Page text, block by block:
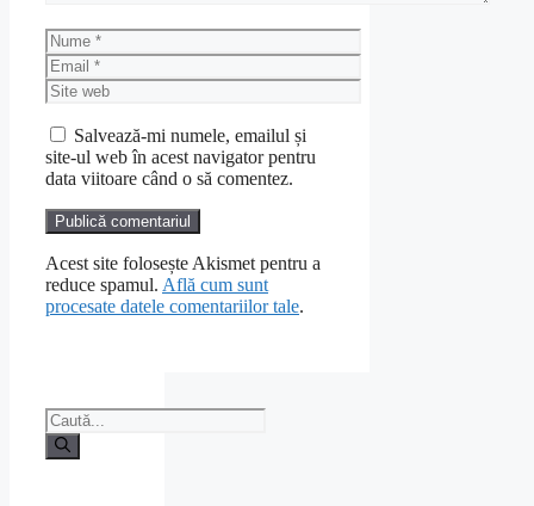
Nume
Email
Site
web
Salvează-mi numele, emailul și
site-ul web în acest navigator pentru
data viitoare când o să comentez.
Acest site folosește Akismet pentru a
reduce spamul. Află cum sunt
procesate datele comentariilor tale.
Caută
după: